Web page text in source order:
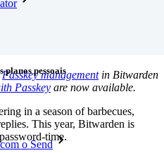
planos pessoais
o Send
Passkey managementin Bitwarden
Passkey are now available.
in a season of barbecues,
This year, Bitwarden is
time.